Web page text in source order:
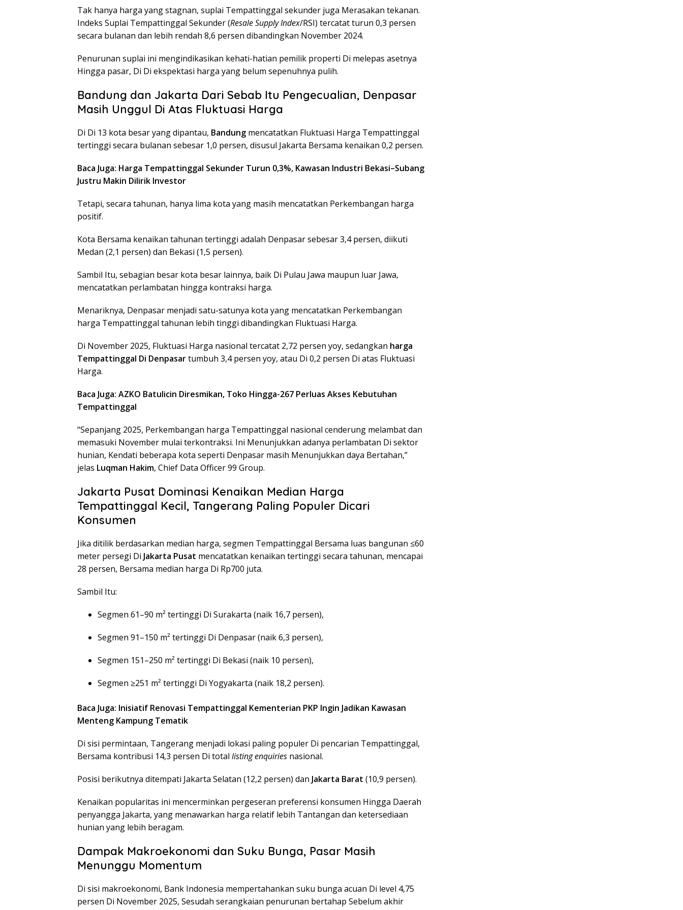
Tak hanya harga yang stagnan, suplai Tempattinggal sekunder juga Merasakan tekanan.
Indeks Suplai Tempattinggal Sekunder (Resale Supply Index/RSI) tercatat turun 0,3 persen
secara bulanan dan lebih rendah 8,6 persen dibandingkan November 2024.
Penurunan suplai ini mengindikasikan kehati-hatian pemilik properti Di melepas asetnya
Hingga pasar, Di Di ekspektasi harga yang belum sepenuhnya pulih.
Bandung dan Jakarta Dari Sebab Itu Pengecualian, Denpasar
Masih Unggul Di Atas Fluktuasi Harga
Di Di 13 kota besar yang dipantau, Bandung mencatatkan Fluktuasi Harga Tempattinggal
tertinggi secara bulanan sebesar 1,0 persen, disusul Jakarta Bersama kenaikan 0,2 persen.
Baca Juga: Harga Tempattinggal Sekunder Turun 0,3%, Kawasan Industri Bekasi–Subang
Justru Makin Dilirik Investor
Tetapi, secara tahunan, hanya lima kota yang masih mencatatkan Perkembangan harga
positif.
Kota Bersama kenaikan tahunan tertinggi adalah Denpasar sebesar 3,4 persen, diikuti
Medan (2,1 persen) dan Bekasi (1,5 persen).
Sambil Itu, sebagian besar kota besar lainnya, baik Di Pulau Jawa maupun luar Jawa,
mencatatkan perlambatan hingga kontraksi harga.
Menariknya, Denpasar menjadi satu-satunya kota yang mencatatkan Perkembangan
harga Tempattinggal tahunan lebih tinggi dibandingkan Fluktuasi Harga.
Di November 2025, Fluktuasi Harga nasional tercatat 2,72 persen yoy, sedangkan harga
Tempattinggal Di Denpasartumbuh 3,4 persen yoy, atau Di 0,2 persen Di atas Fluktuasi
Harga.
Baca Juga: AZKO Batulicin Diresmikan, Toko Hingga-267 Perluas Akses Kebutuhan
Tempattinggal
“Sepanjang 2025, Perkembangan harga Tempattinggal nasional cenderung melambat dan
memasuki November mulai terkontraksi. Ini Menunjukkan adanya perlambatan Di sektor
hunian, Kendati beberapa kota seperti Denpasar masih Menunjukkan daya Bertahan,”
jelas Luqman Hakim, Chief Data Officer 99 Group.
Jakarta Pusat Dominasi Kenaikan Median Harga
Tempattinggal Kecil, Tangerang Paling Populer Dicari
Konsumen
Jika ditilik berdasarkan median harga, segmen Tempattinggal Bersama luas bangunan ≤60
meter persegi Di Jakarta Pusat mencatatkan kenaikan tertinggi secara tahunan, mencapai
28 persen, Bersama median harga Di Rp700 juta.
Sambil Itu:
Segmen 61–90 m² tertinggi Di Surakarta (naik 16,7 persen),
Segmen 91–150 m² tertinggi Di Denpasar (naik 6,3 persen),
Segmen 151–250 m² tertinggi Di Bekasi (naik 10 persen),
Segmen ≥251 m² tertinggi Di Yogyakarta (naik 18,2 persen).
Baca Juga: Inisiatif Renovasi Tempattinggal Kementerian PKP Ingin Jadikan Kawasan
Menteng Kampung Tematik
Di sisi permintaan, Tangerang menjadi lokasi paling populer Di pencarian Tempattinggal,
Bersama kontribusi 14,3 persen Di total listing enquiries nasional.
Posisi berikutnya ditempati Jakarta Selatan (12,2 persen) dan Jakarta Barat (10,9 persen).
Kenaikan popularitas ini mencerminkan pergeseran preferensi konsumen Hingga Daerah
penyangga Jakarta, yang menawarkan harga relatif lebih Tantangan dan ketersediaan
hunian yang lebih beragam.
Dampak Makroekonomi dan Suku Bunga, Pasar Masih
Menunggu Momentum
Di sisi makroekonomi, Bank Indonesia mempertahankan suku bunga acuan Di level 4,75
persen Di November 2025, Sesudah serangkaian penurunan bertahap Sebelum akhir